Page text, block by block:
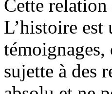
Cette relation
L’histoire est
témoignages,
sujette à des